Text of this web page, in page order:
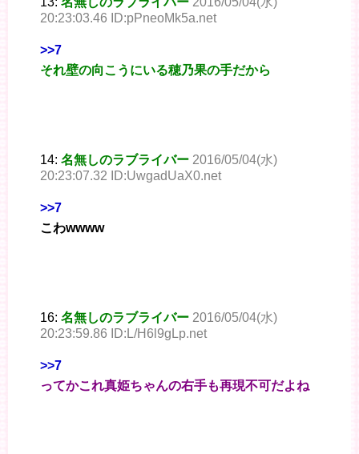
20:23:03.46 ID:pPneoMk5a.net
>>7
それ壁の向こうにいる穂乃果の手だから
14: 名無しのラブライバー 2016/05/04(水)
20:23:07.32 ID:UwgadUaX0.net
>>7
こわwwww
16: 名無しのラブライバー 2016/05/04(水)
20:23:59.86 ID:L/H6l9gLp.net
>>7
ってかこれ真姫ちゃんの右手も再現不可だよね